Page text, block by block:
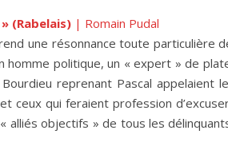
(Rabelais) | Romain Pudal
une résonnance toute particulière
homme politique, un « expert » de
reprenant Pascal appelaient
ceux qui feraient profession
alliés objectifs » de tous les